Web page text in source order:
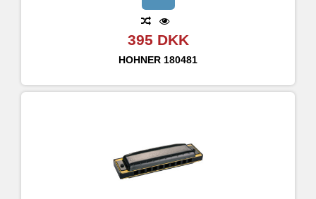
395 DKK
HOHNER 180481